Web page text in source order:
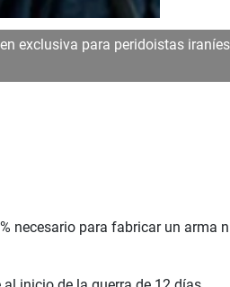
exclusiva para peridoistas
necesario para fabricar un arma